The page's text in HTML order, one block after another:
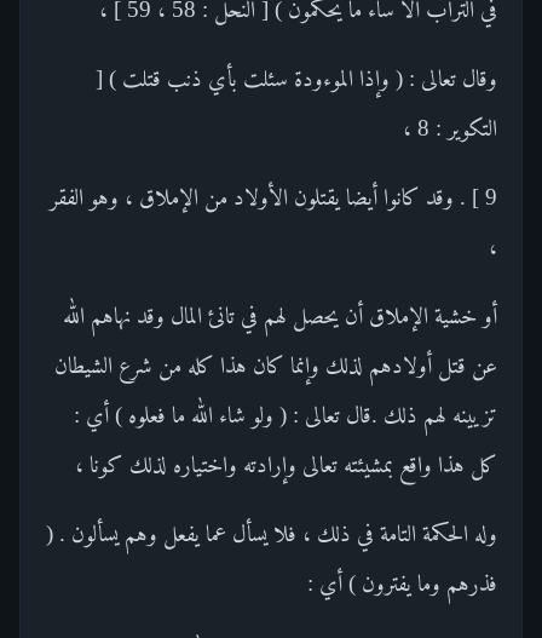
في التراب ألا ساء ما يحكمون ) [ النحل : 58 ، 59 ] ،
وقال تعالى : ( وإذا الموءودة سئلت بأي ذنب قتلت ) [
التكوير : 8 ،
9 ] . وقد كانوا أيضا يقتلون الأولاد من الإملاق ، وهو الفقر
،
أو خشية الإملاق أن يحصل لهم في تانئ المال وقد نهاهم الله
عن قتل أولادهم لذلك وإنما كان هذا كله من شرع الشيطان
تزيينه لهم ذلك .قال تعالى : ( ولو شاء الله ما فعلوه ) أي :
كل هذا واقع بمشيئته تعالى وإرادته واختياره لذلك كونا ،
وله الحكمة التامة في ذلك ، فلا يسأل عما يفعل وهم يسألون . (
فذرهم وما يفترون ) أي :